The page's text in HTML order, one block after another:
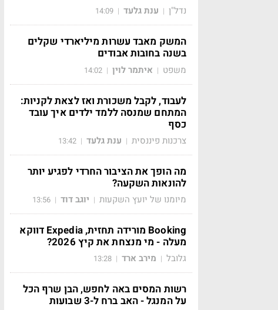
נדל"ן | ענת גלעד |
14:09
המשק מאבד עשרות מיליארדי שקלים
בשנה בחובות אבודים
משפט | איתמר לוין |
14:02
לעבוד, לקבל משכורת ואז לצאת לקניות:
המתחם שמנסה ללמד ילדים איך עובד
כסף
צרכנות פיננסית | ענת גלעד |
13:42
מה הופך את הציבור החרדי לפגיע יותר
להונאות השקעה?
מיומנו של יועץ השקעות | יוגב דוד |
13:56
Booking מורידה תחזית, Expedia דווקא
מעלה - מי מנצחת את קיץ 2026?
גלובל | מירב ארד |
13:28
רשות המסים באה לחפש, הבן שרף הכל
על המנגל - האב ברח ל-3 שבועות